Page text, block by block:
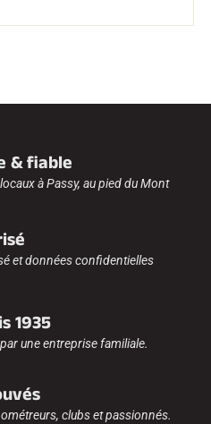
& fiable
à Passy, au pied du Mont
et données confidentielles
1935
une entreprise familiale.
clubs et passionnés.